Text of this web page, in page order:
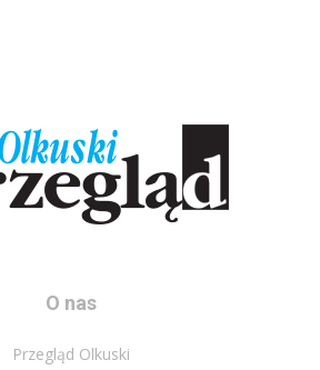
O nas
Przegląd Olkuski